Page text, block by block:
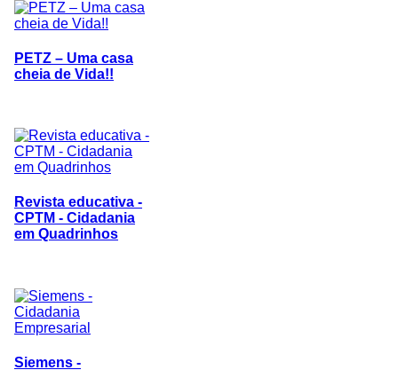
PETZ – Uma casa
cheia de Vida!!
Revista educativa -
CPTM - Cidadania
em Quadrinhos
Siemens -